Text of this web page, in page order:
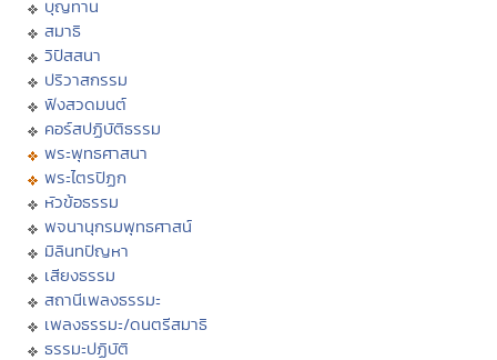
บุญทาน
สมาธิ
วิปัสสนา
ปริวาสกรรม
ฟังสวดมนต์
คอร์สปฏิบัติธรรม
พระพุทธศาสนา
พระไตรปิฏก
หัวข้อธรรม
พจนานุกรมพุทธศาสน์
มิลินทปัญหา
เสียงธรรม
สถานีเพลงธรรมะ
เพลงธรรมะ/ดนตรีสมาธิ
ธรรมะปฏิบัติ